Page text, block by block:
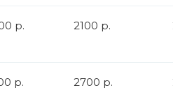
р. 2100 р.
р. 2700 р.